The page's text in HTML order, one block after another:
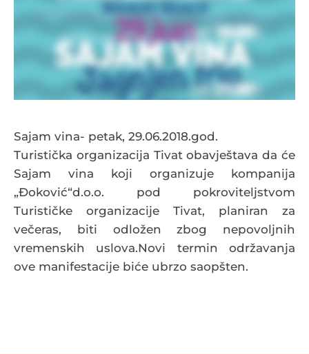
Sajam vina- petak, 29.06.2018.god.
Turistička organizacija Tivat obavještava da će
Sajam vina koji organizuje kompanija
„Đoković“d.o.o. pod pokroviteljstvom
Turističke organizacije Tivat, planiran za
večeras, biti odložen zbog nepovoljnih
vremenskih uslova.Novi termin održavanja
ove manifestacije biće ubrzo saopšten.